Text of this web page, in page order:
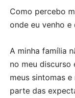
Como percebo
onde eu venho e
A minha família
no meu discurso
meus sintomas
parte das